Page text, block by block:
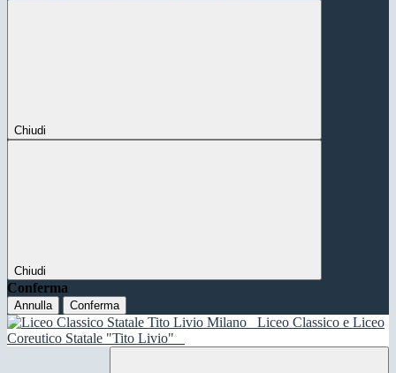
Chiudi
Chiudi
Conferma
Annulla Conferma
Liceo Classico e Liceo
Coreutico Statale "Tito Livio"